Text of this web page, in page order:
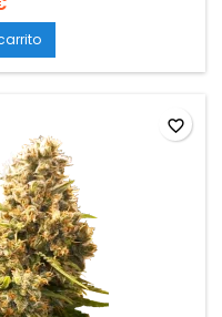
8-9 semanas en
de septiembre –
en interior: hasta 500
hasta...
favorite_border